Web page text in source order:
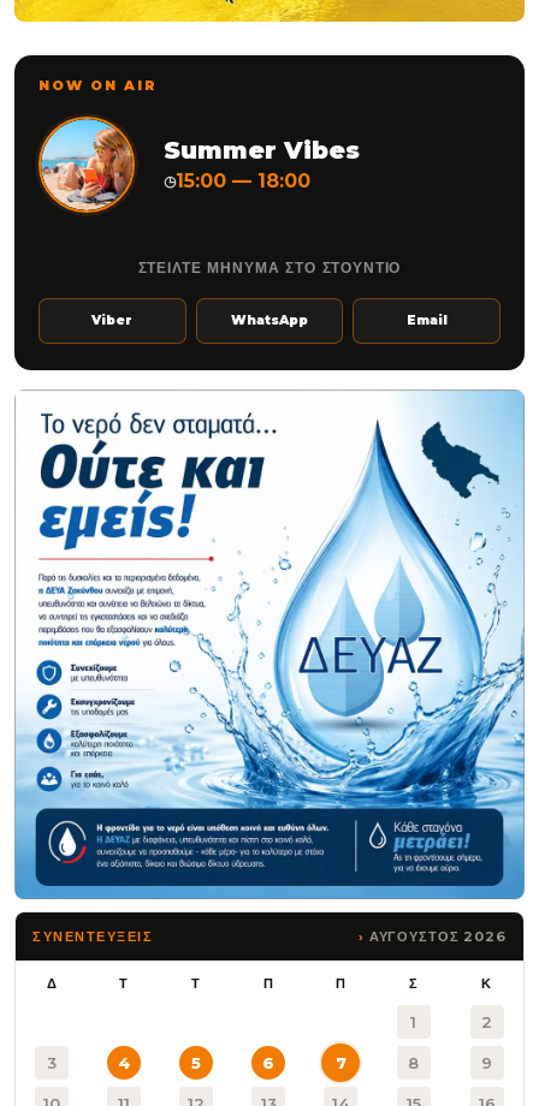
NOW ON AIR
Summer Vibes
◷15:00 — 18:00
ΣΤΕΙΛΤΕ ΜΗΝΥΜΑ ΣΤΟ ΣΤΟΥΝΤΙΟ
Viber WhatsApp Email
ΣΥΝΕΝΤΕΥΞΕΙΣ ΑΥΓΟΥΣΤΟΣ 2026
Δ Τ Τ Π Π Σ Κ
1 2
3 4 5 6 7 8 9